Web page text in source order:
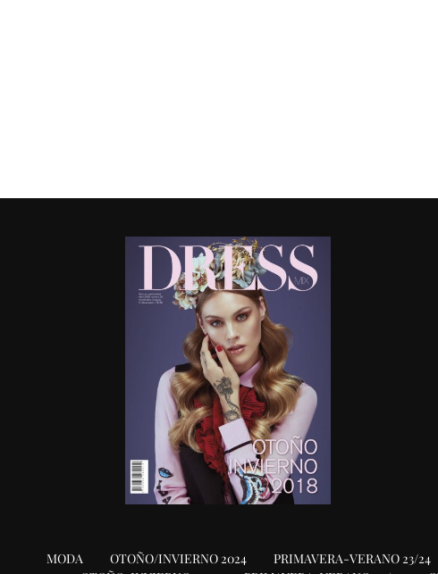
MODA OTOÑO/INVIERNO 2024 PRIMAVERA-VERANO 23/24